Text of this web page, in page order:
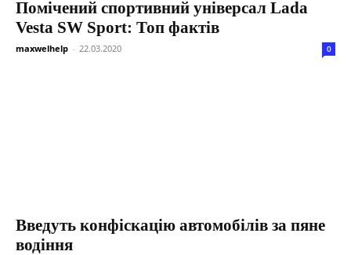
Помічений спортивний універсал Lada
Vesta SW Sport: Топ фактів
maxwelhelp - 22.03.2020 0
Введуть конфіскацію автомобілів за пяне
водіння